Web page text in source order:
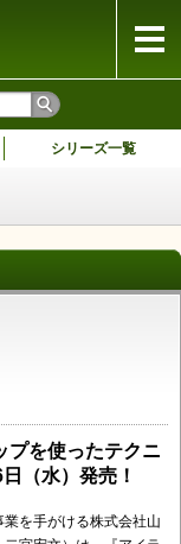
シリーズ一覧
プを使ったテクニ
（水）発売！
を手がける株式会社山